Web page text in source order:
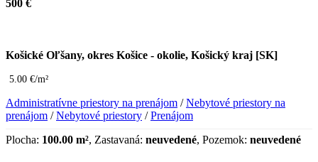
500 €
Košické Oľšany, okres Košice - okolie, Košický kraj [SK]
5.00 €/m²
Administratívne priestory na prenájom /Nebytové priestory na
prenájom /Nebytové priestory /Prenájom
Plocha: 100.00 m², Zastavaná: neuvedené, Pozemok: neuvedené